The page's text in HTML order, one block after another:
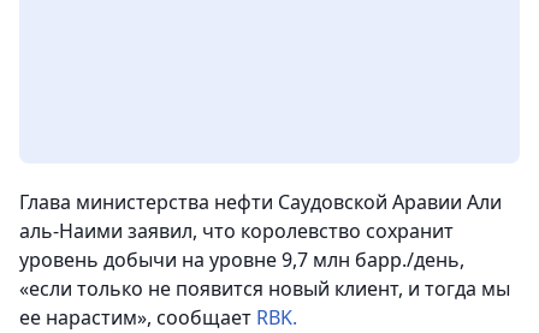
Глава министерства нефти Саудовской Аравии Али
аль-Наими заявил, что королевство сохранит
уровень добычи на уровне 9,7 млн барр./день,
«если только не появится новый клиент, и тогда мы
ее нарастим», сообщает RBK.